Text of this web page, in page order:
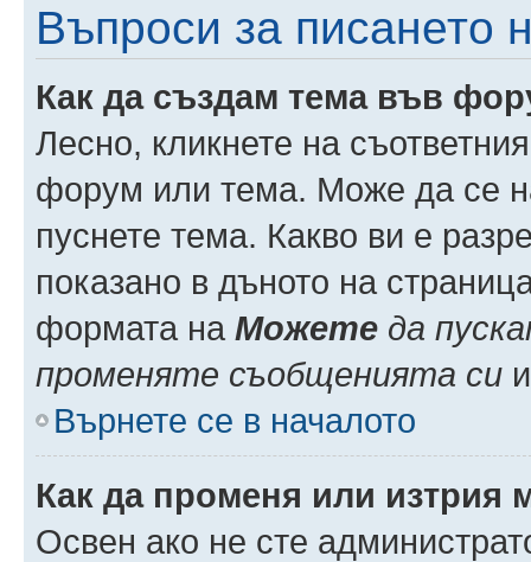
Въпроси за писането
Как да създам тема във
Лесно, кликнете на
форум или тема. Може да се
пуснете тема. Какво ви е
показано в дъното на
формата на Можете да
променяте съобщенията си
Върнете се в началото
Как да променя или изтрия
Освен ако не сте